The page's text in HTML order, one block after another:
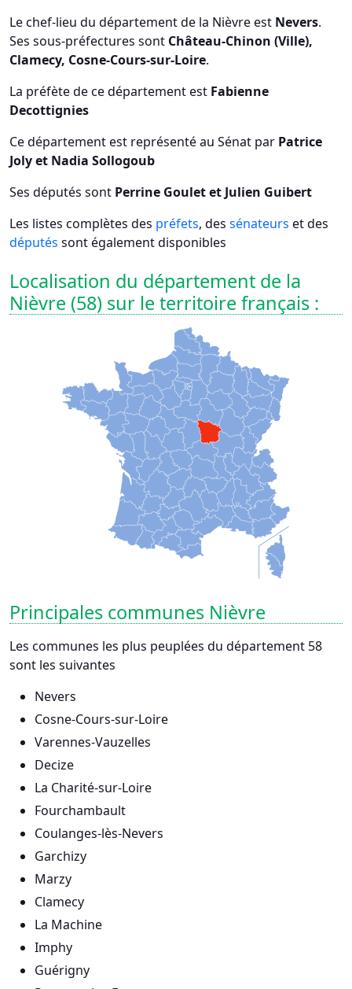
Le chef-lieu du département de la Nièvre est Nevers.
Ses sous-préfectures sont Château-Chinon (Ville),
Clamecy, Cosne-Cours-sur-Loire.
La préfète de ce département est Fabienne
Decottignies
Ce département est représenté au Sénat par Patrice
Joly et Nadia Sollogoub
Ses députés sont Perrine Goulet et Julien Guibert
Les listes complètes des préfets, des sénateurs et des
députés sont également disponibles
Localisation du département de la
Nièvre (58) sur le territoire français :
Principales communes Nièvre
Les communes les plus peuplées du département 58
sont les suivantes
Nevers
Cosne-Cours-sur-Loire
Varennes-Vauzelles
Decize
La Charité-sur-Loire
Fourchambault
Coulanges-lès-Nevers
Garchizy
Marzy
Clamecy
La Machine
Imphy
Guérigny